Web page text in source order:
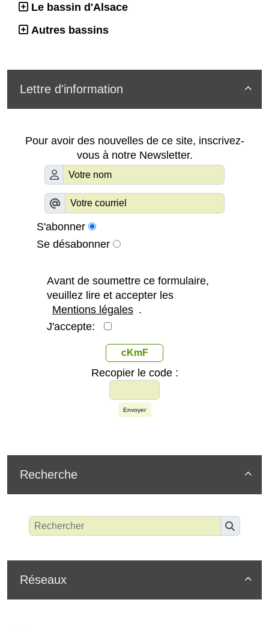
Le bassin d'Alsace
Autres bassins

Lettre d'information
Pour avoir des nouvelles de ce site, inscrivez-
vous à notre Newsletter.
S'abonner
Se désabonner
Avant de soumettre ce formulaire,
veuillez lire et accepter les
Mentions légales .
J'accepte:
cKmF
Recopier le code :
Envoyer

Recherche

Réseaux